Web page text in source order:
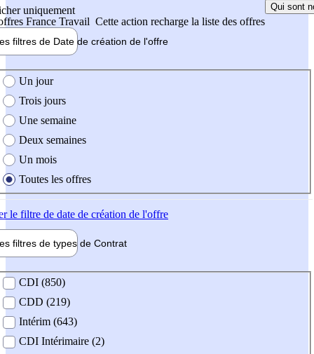
uniquement
France Travail Cette action recharge la liste des offres
Qui sont
filtres de Date de création de l'offre
création de l'offre
Un jour
Trois jours
Une semaine
Deux semaines
Un mois
Toutes les offres
le filtre de date de création de l'offre
filtres de types de Contrat
contrat
CDI (850)
CDD (219)
Intérim (643)
CDI Intérimaire (2)